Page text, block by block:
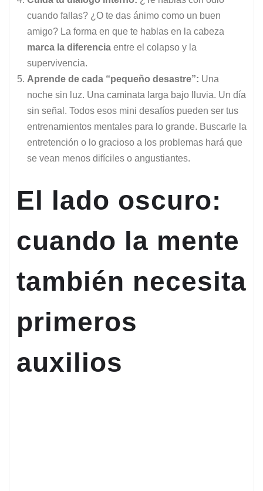
cuando fallas? ¿O te das ánimo como un buen
amigo? La forma en que te hablas en la cabeza
marca la diferencia entre el colapso y la
supervivencia.
Aprende de cada “pequeño desastre”: Una
noche sin luz. Una caminata larga bajo lluvia. Un día
sin señal. Todos esos mini desafíos pueden ser tus
entrenamientos mentales para lo grande. Buscarle la
entretención o lo gracioso a los problemas hará que
se vean menos difíciles o angustiantes.
El lado oscuro:
cuando la mente
también necesita
primeros
auxilios